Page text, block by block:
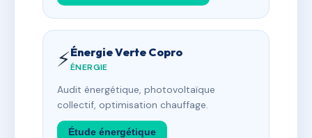
⚡Énergie Verte Copro
ÉNERGIE
Audit énergétique, photovoltaïque
collectif, optimisation chauffage.
Étude énergétique